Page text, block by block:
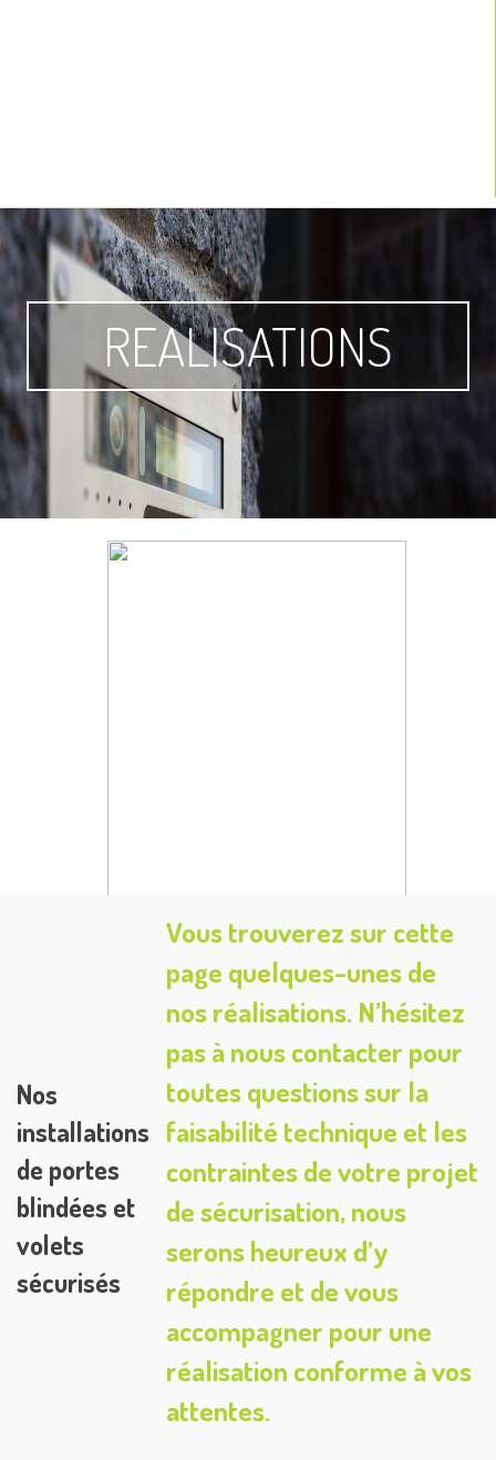
REALISATIONS
Nos
installations
de portes
blindées et
volets
sécurisés
Vous trouverez sur cette
page quelques-unes de
nos réalisations. N’hésitez
pas à nous contacter pour
toutes questions sur la
faisabilité technique et les
contraintes de votre projet
de sécurisation, nous
serons heureux d’y
répondre et de vous
accompagner pour une
réalisation conforme à vos
attentes.